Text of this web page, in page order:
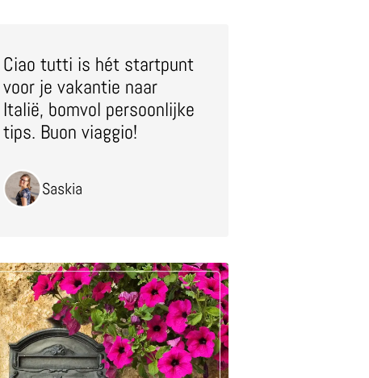
Ciao tutti is hét startpunt
voor je vakantie naar
Italië, bomvol persoonlijke
tips. Buon viaggio!
Saskia